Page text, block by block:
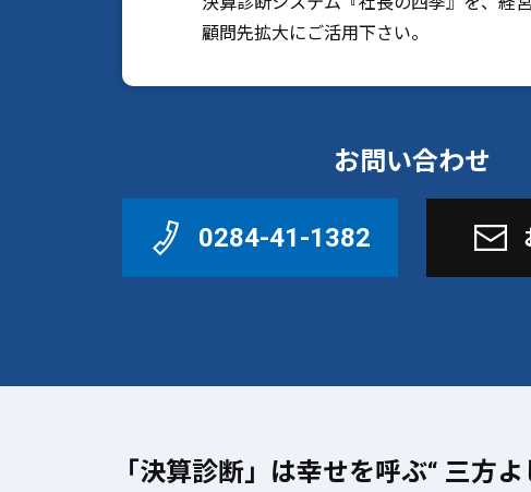
顧問先拡大にご活用下さい。
お問い合わせ
0284-41-1382
「決算診断」は幸せを呼ぶ“ 三方よ